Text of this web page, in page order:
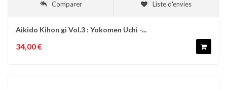
Comparer Liste d'envies
Aikido Kihon gi Vol.3 : Yokomen Uchi -...
34,00 €